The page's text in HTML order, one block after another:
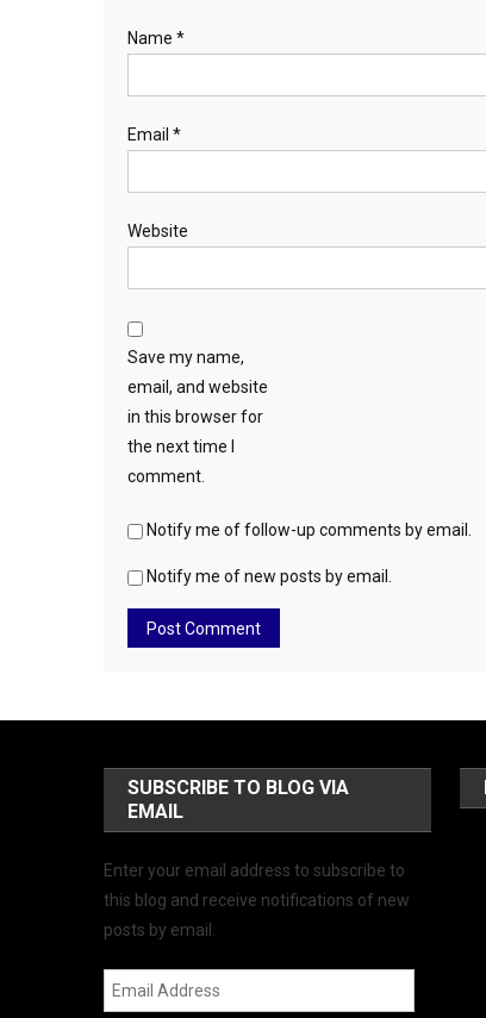
Name *
Email *
Website
Save my name,
email, and website
in this browser for
the next time I
comment.
Notify me of follow-up comments by email.
Notify me of new posts by email.
SUBSCRIBE TO BLOG VIA
EMAIL
Enter your email address to subscribe to
this blog and receive notifications of new
posts by email.
Email
Address